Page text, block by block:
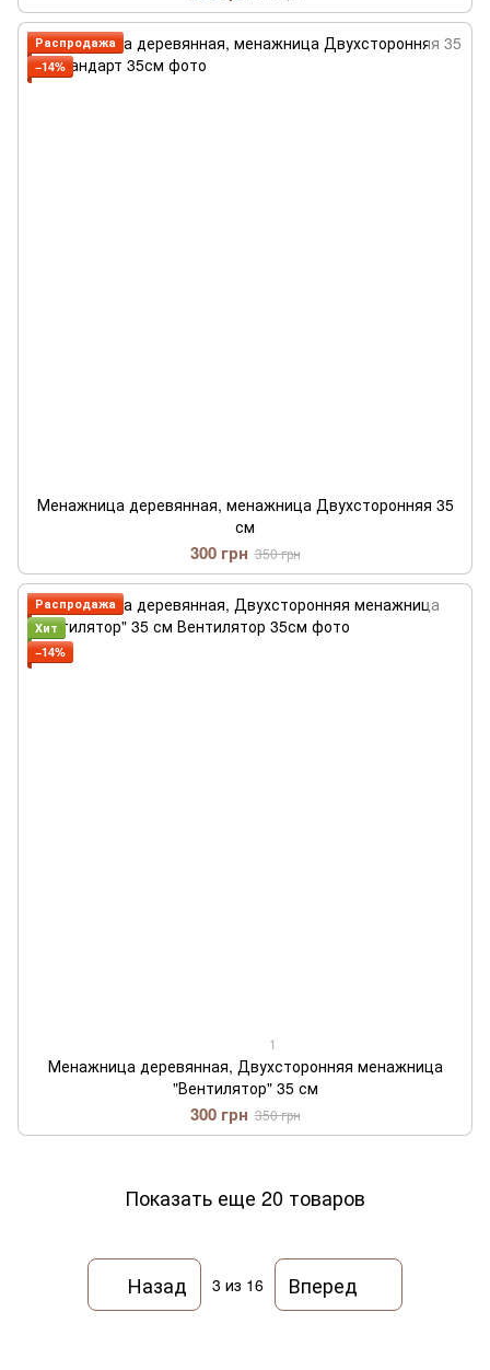
Распродажа
−14%
Менажница деревянная, менажница Двухсторонняя 35
см
300 грн 350 грн
Распродажа
Хит
−14%
1
Менажница деревянная, Двухсторонняя менажница
"Вентилятор" 35 см
300 грн 350 грн
Показать еще 20 товаров
Назад 3 из 16 Вперед